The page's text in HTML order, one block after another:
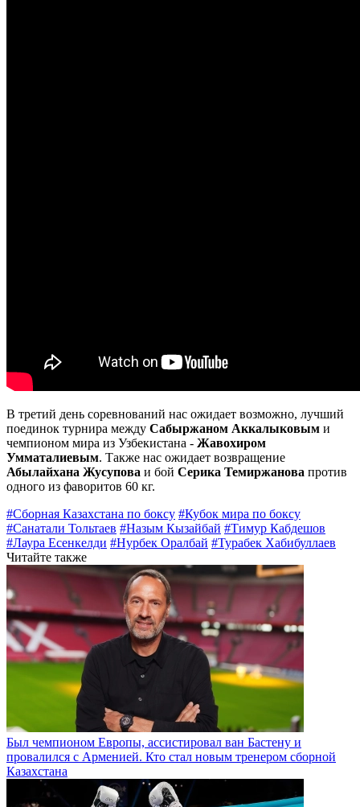
В третий день соревнований нас ожидает возможно, лучший
поединок турнира между Сабыржаном Аккалыковым и
чемпионом мира из Узбекистана - Жавохиром
Умматалиевым. Также нас ожидает возвращение
Абылайхана Жусупова и бой Серика Темиржанова против
одного из фаворитов 60 кг.
#Сборная Казахстана по боксу #Кубок мира по боксу
#Санатали Тольтаев #Назым Кызайбай #Тимур Кабдешов
#Лаура Есенкелди #Нурбек Оралбай #Турабек Хабибуллаев
Читайте также
Был чемпионом Европы, ассистировал ван Бастену и
провалился с Арменией. Кто стал новым тренером сборной
Казахстана